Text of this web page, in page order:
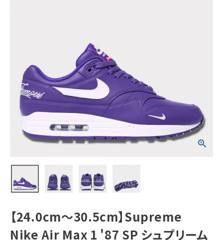
【24.0cm～
30.5cm】
Supreme Nike
Air Max 1 '87
SP シュプリーム
ナイキエアマック
ス1 パープル 紫
¥31,980 (税込)
CATEGORY
Tシャツ・ロングスリーブ
パーカー・トレーナー
【24.0cm～30.5cm】Supreme
Nike Air Max 1 '87 SP シュプリーム